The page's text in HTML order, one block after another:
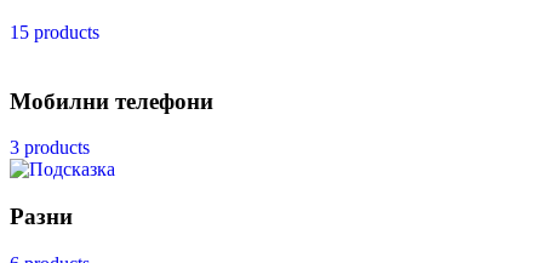
15 products
Мобилни телефони
3 products
Разни